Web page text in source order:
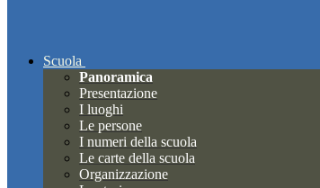
Scuola
Panoramica
Presentazione
I luoghi
Le persone
I numeri della scuola
Le carte della scuola
Organizzazione